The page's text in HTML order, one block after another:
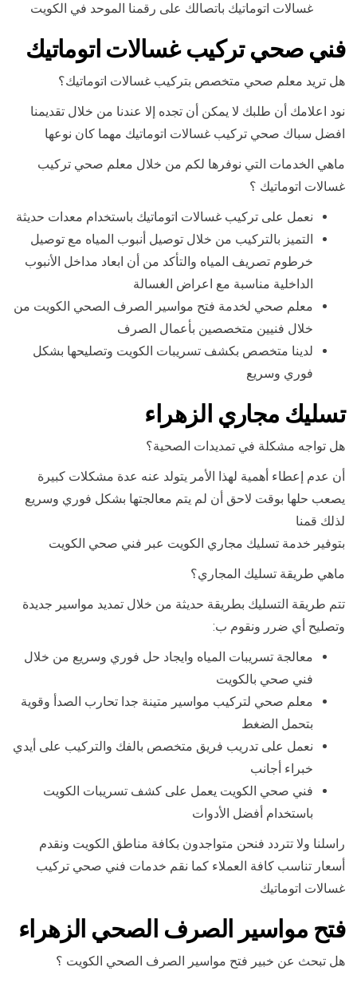
غسالات اتوماتيك باتصالك على رقمنا الموحد في الكويت
فني صحي تركيب غسالات اتوماتيك
هل تريد معلم صحي متخصص بتركيب غسالات اتوماتيك؟
نود اعلامك أن طلبك لا يمكن أن تجده إلا عندنا من خلال تقديمنا
افضل سباك صحي تركيب غسالات اتوماتيك مهما كان نوعها
ماهي الخدمات التي نوفرها لكم من خلال معلم صحي تركيب
غسالات اتوماتيك ؟
نعمل على تركيب غسالات اتوماتيك باستخدام معدات حديثة
التميز بالتركيب من خلال توصيل أنبوب المياه مع توصيل
خرطوم تصريف المياه والتأكد من أن ابعاد مداخل الأنبوب
الداخلية مناسبة مع اعراض الغسالة
معلم صحي لخدمة فتح مواسير الصرف الصحي الكويت من
خلال فنيين متخصصين بأعمال الصرف
لدينا متخصص بكشف تسريبات الكويت وتصليحها بشكل
فوري وسريع
تسليك مجاري الزهراء
هل تواجه مشكلة في تمديدات الصحية؟
أن عدم إعطاء أهمية لهذا الأمر يتولد عنه عدة مشكلات كبيرة
يصعب حلها بوقت لاحق أن لم يتم معالجتها بشكل فوري وسريع
لذلك قمنا
بتوفير خدمة تسليك مجاري الكويت عبر فني صحي الكويت
ماهي طريقة تسليك المجاري؟
تتم طريقة التسليك بطريقة حديثة من خلال تمديد مواسير جديدة
وتصليح أي ضرر ونقوم ب:
معالجة تسريبات المياه وايجاد حل فوري وسريع من خلال
فني صحي بالكويت
معلم صحي لتركيب مواسير متينة جدا تحارب الصدأ وقوية
بتحمل الضغط
نعمل على تدريب فريق متخصص بالفك والتركيب على أيدي
خبراء أجانب
فني صحي الكويت يعمل على كشف تسريبات الكويت
باستخدام أفضل الأدوات
راسلنا ولا تتردد فنحن متواجدون بكافة مناطق الكويت ونقدم
أسعار تناسب كافة العملاء كما نقم خدمات فني صحي تركيب
غسالات اتوماتيك
فتح مواسير الصرف الصحي الزهراء
هل تبحث عن خبير فتح مواسير الصرف الصحي الكويت ؟